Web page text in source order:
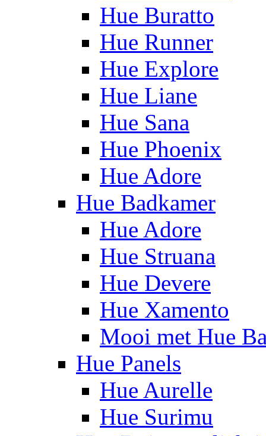
Hue Buratto
Hue Runner
Hue Explore
Hue Liane
Hue Sana
Hue Phoenix
Hue Adore
Hue Badkamer
Hue Adore
Hue Struana
Hue Devere
Hue Xamento
Mooi met Hue
Hue Panels
Hue Aurelle
Hue Surimu